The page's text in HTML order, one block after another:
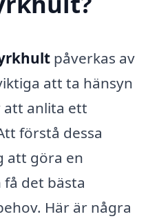
påverkas av
att ta hänsyn
att anlita ett
förstå dessa
att göra en
det bästa
Här är några